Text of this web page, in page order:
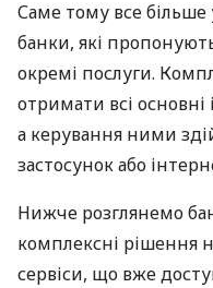
Саме тому все
банки, які
окремі послуги.
отримати всі
а керування ними
застосунок або
Нижче розглянемо
комплексні рішення
сервіси, що вже